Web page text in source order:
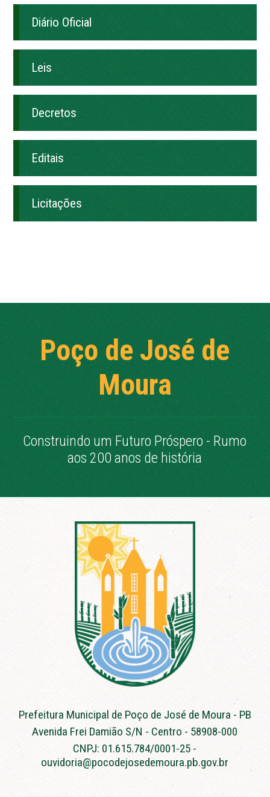
Diário Oficial
Leis
Decretos
Editais
Licitações
Poço de José de
Moura
Construindo um Futuro Próspero - Rumo
aos 200 anos de história
Prefeitura Municipal de Poço de José de Moura - PB
Avenida Frei Damião S/N - Centro - 58908-000
CNPJ: 01.615.784/0001-25 -
ouvidoria@pocodejosedemoura.pb.gov.br